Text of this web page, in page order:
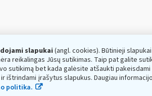
slapukai(angl. cookies). Būtinieji
reikalingas Jūsų sutikimas. Taip pat galite
sutikimą bet kada galėsite atšaukti
ištrindami įrašytus slapukus. Daugiau
politika.